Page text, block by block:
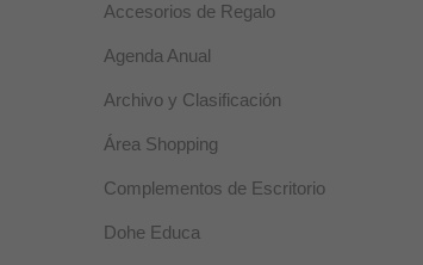
Accesorios de Regalo
Agenda Anual
Archivo y Clasificación
Área Shopping
Complementos de Escritorio
Dohe Educa